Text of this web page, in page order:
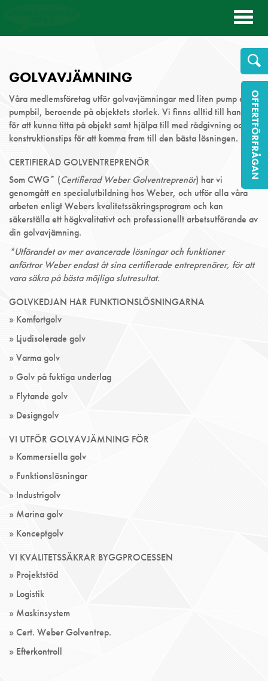
Toggle
OFFERTFÖRFRÅGAN
GOLVAVJÄMNING
Våra medlemsföretag utför golvavjämningar med liten pump eller
pumpbil, beroende på objektets storlek. Vi finns alltid till hands
för att kunna titta på objekt samt hjälpa till med rådgivning och
konstruktionstips för att komma fram till den bästa lösningen.
CERTIFIERAD GOLVENTREPRENÖR
Som CWG* (Certifierad Weber Golventreprenör) har vi
genomgått en specialutbildning hos Weber, och utför alla våra
arbeten enligt Webers kvalitetssäkringsprogram och kan
säkerställa ett högkvalitativt och professionellt arbetsutförande av
din golvavjämning.
*Utförandet av mer avancerade lösningar och funktioner
anförtror Weber endast åt sina certifierade entreprenörer, för att
vara säkra på bästa möjliga slutresultat.
GOLVKEDJAN HAR FUNKTIONSLÖSNINGARNA
» Komfortgolv
» Ljudisolerade golv
» Varma golv
» Golv på fuktiga underlag
» Flytande golv
» Designgolv
VI UTFÖR GOLVAVJÄMNING FÖR
» Kommersiella golv
» Funktionslösningar
» Industrigolv
» Marina golv
» Konceptgolv
VI KVALITETSSÄKRAR BYGGPROCESSEN
» Projektstöd
» Logistik
» Maskinsystem
» Cert. Weber Golventrep.
» Efterkontroll